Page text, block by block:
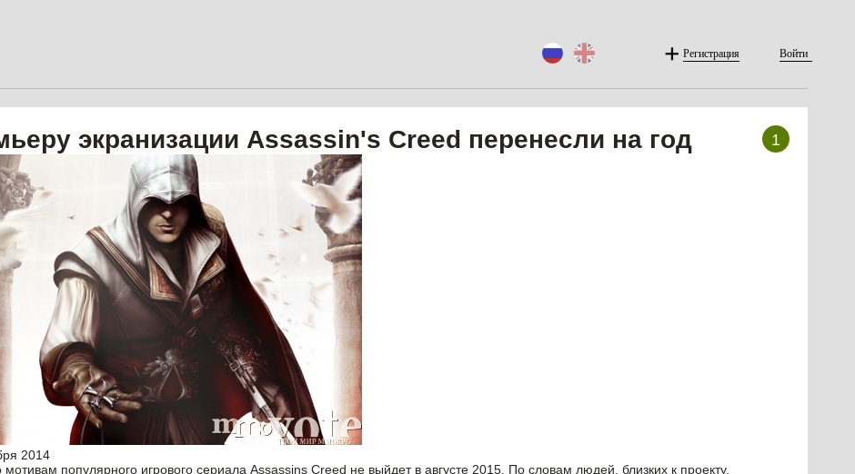
Регистрация Войти
1
экранизации Assassin's Creed перенесли на год
2014
популярного игрового сериала Assassins Creed не выйдет в августе 2015. По словам людей, близких к проекту,